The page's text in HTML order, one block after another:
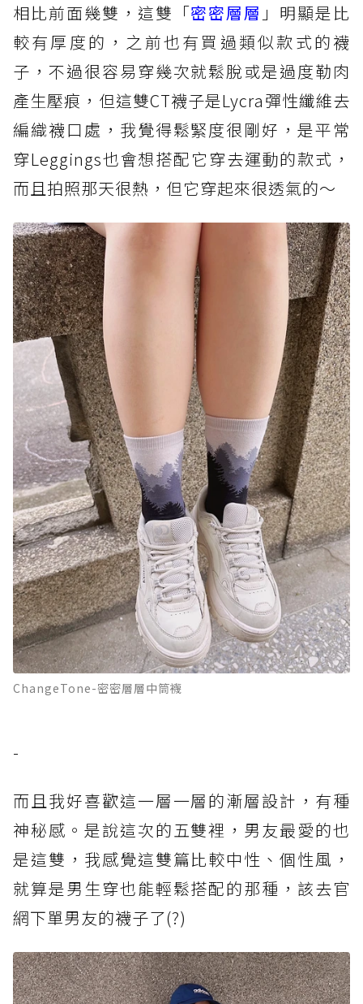
相比前面幾雙，這雙「密密層層 」明顯是比
較有厚度的，之前也有買過類似款式的襪
子，不過很容易穿幾次就鬆脫或是過度勒肉
產生壓痕，但這雙CT襪子是Lycra彈性纖維去
編織襪口處，我覺得鬆緊度很剛好，是平常
穿Leggings也會想搭配它穿去運動的款式，
而且拍照那天很熱，但它穿起來很透氣的～
ChangeTone-密密層層中筒襪
-
而且我好喜歡這一層一層的漸層設計，有種
神秘感。是說這次的五雙裡，男友最愛的也
是這雙，我感覺這雙篇比較中性、個性風，
就算是男生穿也能輕鬆搭配的那種，該去官
網下單男友的襪子了(?)